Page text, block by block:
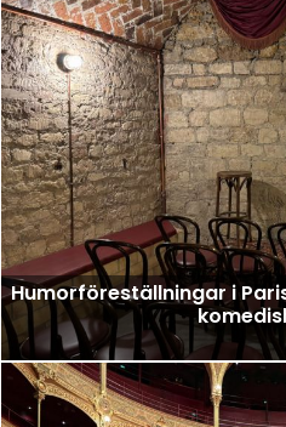
Humorföreställningar i